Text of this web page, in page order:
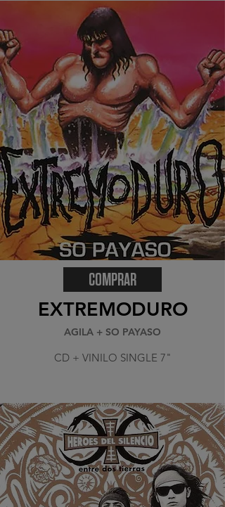
COMPRAR
EXTREMODURO
AGILA + SO PAYASO
CD + VINILO SINGLE 7"